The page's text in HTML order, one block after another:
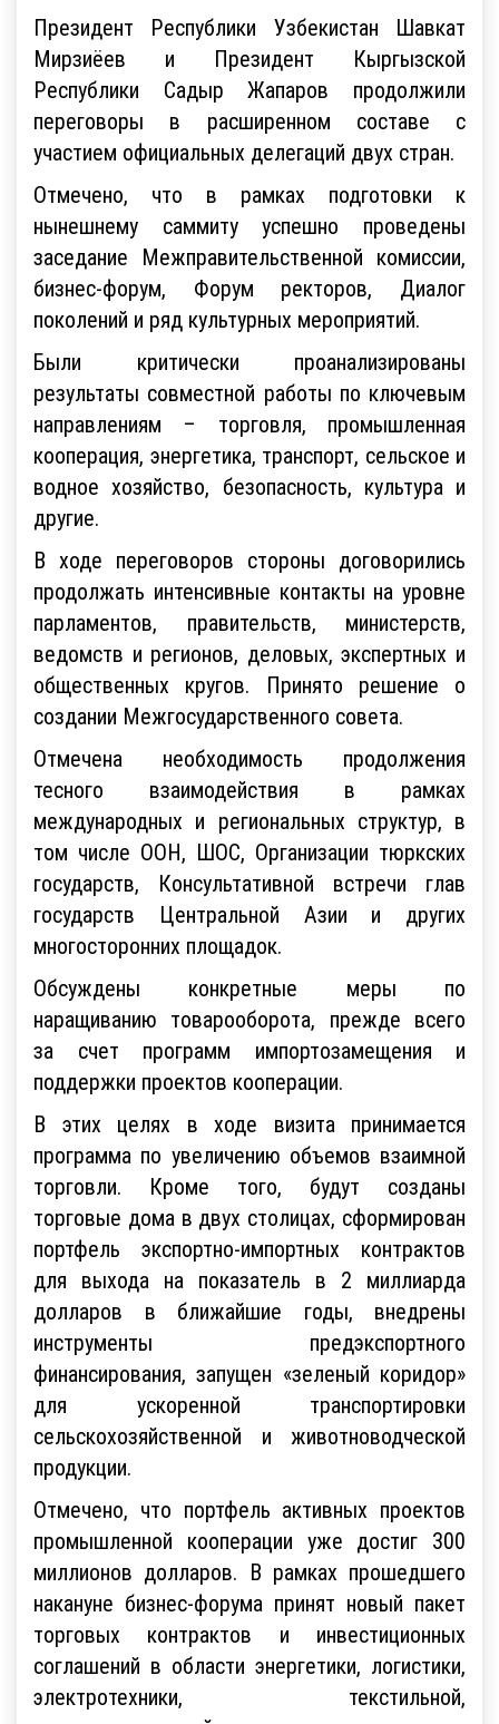
Президент Республики Узбекистан Шавкат
Мирзиёев и Президент Кыргызской
Республики Садыр Жапаров продолжили
переговоры в расширенном составе с
участием официальных делегаций двух стран.
Отмечено, что в рамках подготовки к
нынешнему саммиту успешно проведены
заседание Межправительственной комиссии,
бизнес-форум, Форум ректоров, Диалог
поколений и ряд культурных мероприятий.
Были критически проанализированы
результаты совместной работы по ключевым
направлениям – торговля, промышленная
кооперация, энергетика, транспорт, сельское и
водное хозяйство, безопасность, культура и
другие.
В ходе переговоров стороны договорились
продолжать интенсивные контакты на уровне
парламентов, правительств, министерств,
ведомств и регионов, деловых, экспертных и
общественных кругов. Принято решение о
создании Межгосударственного совета.
Отмечена необходимость продолжения
тесного взаимодействия в рамках
международных и региональных структур, в
том числе ООН, ШОС, Организации тюркских
государств, Консультативной встречи глав
государств Центральной Азии и других
многосторонних площадок.
Обсуждены конкретные меры по
наращиванию товарооборота, прежде всего
за счет программ импортозамещения и
поддержки проектов кооперации.
В этих целях в ходе визита принимается
программа по увеличению объемов взаимной
торговли. Кроме того, будут созданы
торговые дома в двух столицах, сформирован
портфель экспортно-импортных контрактов
для выхода на показатель в 2 миллиарда
долларов в ближайшие годы, внедрены
инструменты предэкспортного
финансирования, запущен «зеленый коридор»
для ускоренной транспортировки
сельскохозяйственной и животноводческой
продукции.
Отмечено, что портфель активных проектов
промышленной кооперации уже достиг 300
миллионов долларов. В рамках прошедшего
накануне бизнес-форума принят новый пакет
торговых контрактов и инвестиционных
соглашений в области энергетики, логистики,
электротехники, текстильной,